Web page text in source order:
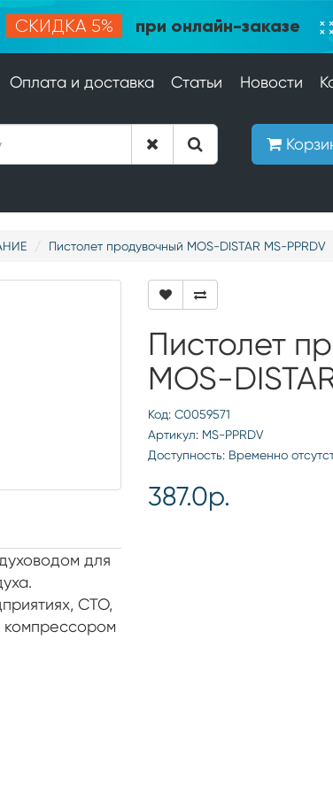
СКИДКА 5% при онлайн-заказе
Оплата и доставка Статьи Новости
Пистолет продувочный MOS-DISTAR MS-PPRDV
для
СТО,
компрессором
Пистолет
MOS-
Код: С0059571
Артикул: MS-PPRDV
Доступность: Временно
387.0р.